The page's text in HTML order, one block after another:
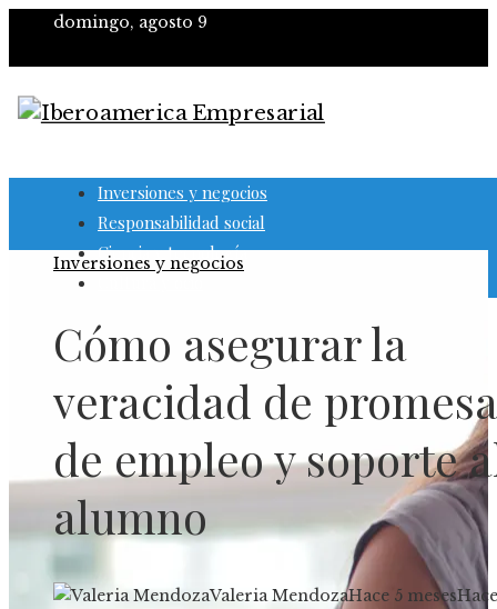
domingo, agosto 9
Inversiones y negocios
Responsabilidad social
Ciencia y tecnología
Inversiones y negocios
Cómo asegurar la
veracidad de
de empleo y soporte
alumno
Valeria MendozaHace 5 meses